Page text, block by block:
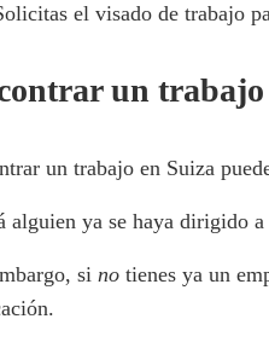
el visado de trabajo
un trabajo
un trabajo en Suiza
alguien ya se haya dirigido
sinotienes ya un